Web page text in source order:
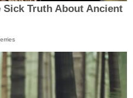
Sick Truth About Ancient